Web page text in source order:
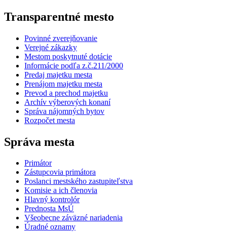
Transparentné mesto
Povinné zverejňovanie
Verejné zákazky
Mestom poskytnuté dotácie
Informácie podľa z.č.211/2000
Predaj majetku mesta
Prenájom majetku mesta
Prevod a prechod majetku
Archív výberových konaní
Správa nájomných bytov
Rozpočet mesta
Správa mesta
Primátor
Zástupcovia primátora
Poslanci mestského zastupiteľstva
Komisie a ich členovia
Hlavný kontrolór
Prednosta MsÚ
Všeobecne záväzné nariadenia
Úradné oznamy